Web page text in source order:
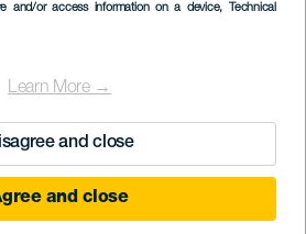
and/or access information on a device, Technical
Learn More →
and close
and close